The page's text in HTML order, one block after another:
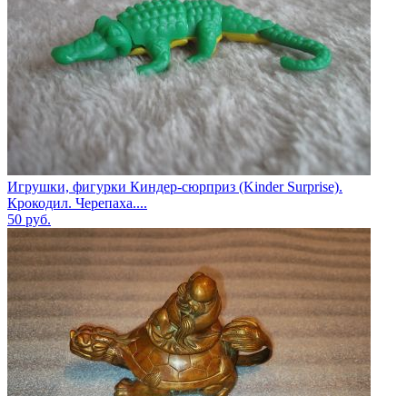
Игрушки, фигурки Киндер-сюрприз (Kinder Surprise).
Крокодил. Черепаха....
50 руб.